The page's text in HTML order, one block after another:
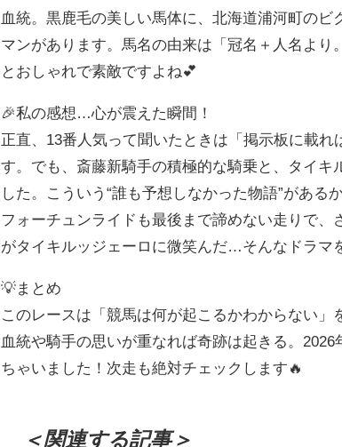
血統。黒鹿毛の美しい馬体に、北海道浦河町のビ
マンがあります。馬名の由来は「冠名＋人名より
とおしゃれで素敵ですよね💕
🎉私の感想…心が震えた瞬間！
正直、13番人気って聞いたときは「掲示板に載
す。でも、斎藤新騎手の積極的な騎乗と、タイキ
した。こういう“誰も予想しなかった物語”がある
フォーチュンライドも最後まで諦めない走りで
がタイキルッジェーロに微笑んだ…そんなドラマ
💡まとめ
このレースは「競馬は何が起こるかわからない」
血統や騎手の思いが重なれば奇跡は起きる。
ちゃいました！次走も絶対チェックします🔥
＜関連する記事＞